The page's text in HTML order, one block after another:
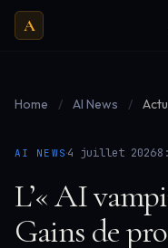
A
Home / AI News /
AI NEWS·4 juillet 2026·
L’« AI
Gains de